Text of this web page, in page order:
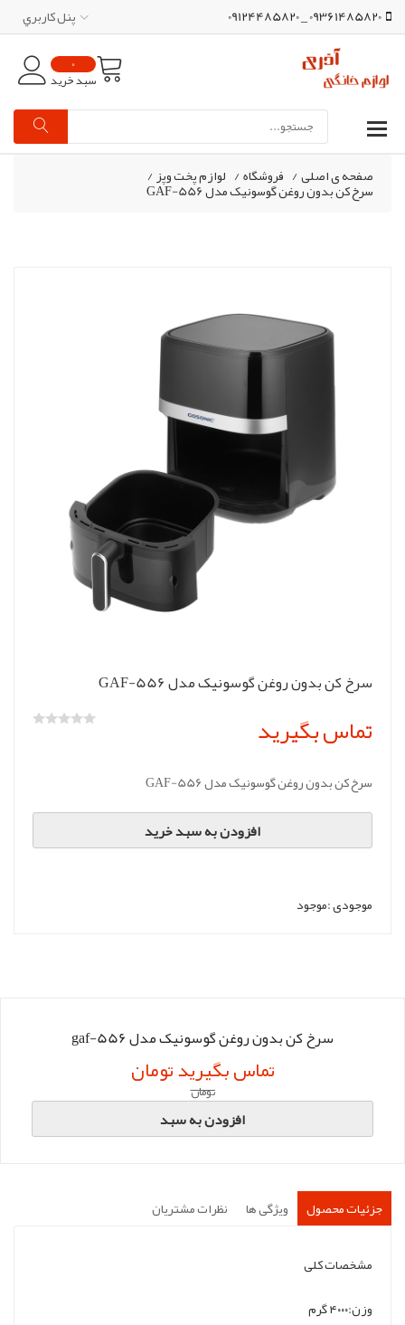
09361485820 _ 09124485820 پنل کاربري
0
سبد خرید
صفحه ی اصلی/ فروشگاه/ لوازم پخت وپز/
سرخ کن بدون روغن گوسونیک مدل GAF-556
سرخ کن بدون روغن گوسونیک مدل GAF-556
تماس بگیرید
سرخ کن بدون روغن گوسونیک مدل GAF-556
افزودن به سبد خرید
موجودی :موجود
سرخ کن بدون روغن گوسونیک مدل gaf-556
تماس بگیرید تومان
تومان
افزودن به سبد
جزئیات محصول ویژگی ها نظرات مشتریان
مشخصات کلی
وزن:۴۰۰۰ گرم